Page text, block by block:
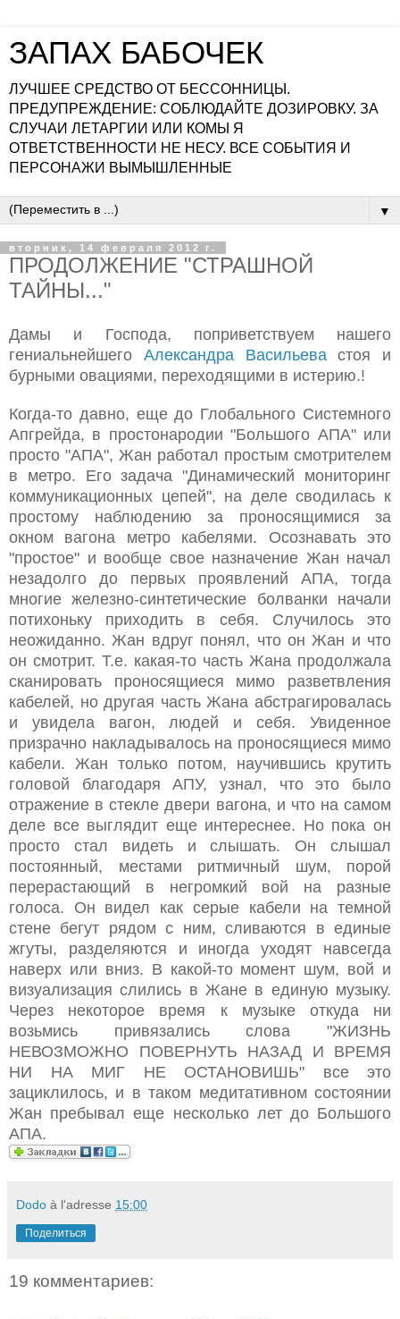
ЗАПАХ БАБОЧЕК
ЛУЧШЕЕ СРЕДСТВО ОТ БЕССОННИЦЫ.
ПРЕДУПРЕЖДЕНИЕ: СОБЛЮДАЙТЕ ДОЗИРОВКУ. ЗА
СЛУЧАИ ЛЕТАРГИИ ИЛИ КОМЫ Я
ОТВЕТСТВЕННОСТИ НЕ НЕСУ. ВСЕ СОБЫТИЯ И
ПЕРСОНАЖИ ВЫМЫШЛЕННЫЕ
▼
вторник, 14 февраля 2012 г.
ПРОДОЛЖЕНИЕ "СТРАШНОЙ
ТАЙНЫ..."
Дамы и Господа, поприветствуем нашего
гениальнейшего Александра Васильева стоя и
бурными овациями, переходящими в истерию.!
Когда-то давно, еще до Глобального Системного
Апгрейда, в простонародии "Большого АПА" или
просто "АПА", Жан работал простым смотрителем
в метро. Его задача "Динамический мониторинг
коммуникационных цепей", на деле сводилась к
простому наблюдению за проносящимися за
окном вагона метро кабелями. Осознавать это
"простое" и вообще свое назначение Жан начал
незадолго до первых проявлений АПА, тогда
многие железно-синтетические болванки начали
потихоньку приходить в себя. Случилось это
неожиданно. Жан вдруг понял, что он Жан и что
он смотрит. Т.е. какая-то часть Жана продолжала
сканировать проносящиеся мимо разветвления
кабелей, но другая часть Жана абстрагировалась
и увидела вагон, людей и себя. Увиденное
призрачно накладывалось на проносящиеся мимо
кабели. Жан только потом, научившись крутить
головой благодаря АПУ, узнал, что это было
отражение в стекле двери вагона, и что на самом
деле все выглядит еще интереснее. Но пока он
просто стал видеть и слышать. Он слышал
постоянный, местами ритмичный шум, порой
перерастающий в негромкий вой на разные
голоса. Он видел как серые кабели на темной
стене бегут рядом с ним, сливаются в единые
жгуты, разделяются и иногда уходят навсегда
наверх или вниз. В какой-то момент шум, вой и
визуализация слились в Жане в единую музыку.
Через некоторое время к музыке откуда ни
возьмись привязались слова "ЖИЗНЬ
НЕВОЗМОЖНО ПОВЕРНУТЬ НАЗАД И ВРЕМЯ
НИ НА МИГ НЕ ОСТАНОВИШЬ" все это
зациклилось, и в таком медитативном состоянии
Жан пребывал еще несколько лет до Большого
АПА.
Dodo à l'adresse 15:00
Поделиться
19 комментариев: